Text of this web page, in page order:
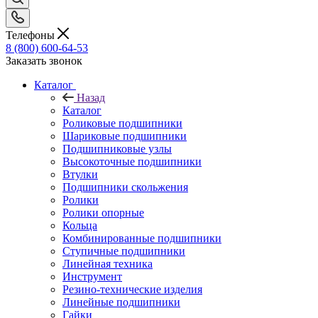
Телефоны
8 (800) 600-64-53
Заказать звонок
Каталог
Назад
Каталог
Роликовые подшипники
Шариковые подшипники
Подшипниковые узлы
Высокоточные подшипники
Втулки
Подшипники скольжения
Ролики
Ролики опорные
Кольца
Комбинированные подшипники
Ступичные подшипники
Линейная техника
Инструмент
Резино-технические изделия
Линейные подшипники
Гайки